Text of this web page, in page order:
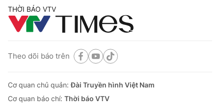
THỜI BÁO VTV
Theo dõi báo trên
Cơ quan chủ quản:Đài Truyền hình Việt Nam
Cơ quan báo chí: Thời báo VTV